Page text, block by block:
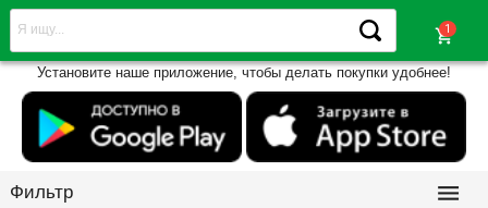
shopping_cart
Установите наше приложение, чтобы делать покупки удобнее!
Фильтр 